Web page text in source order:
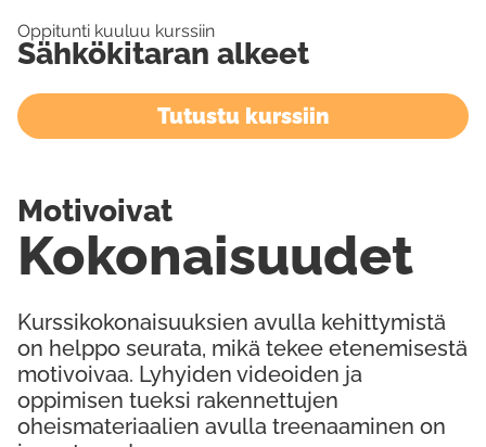
Oppitunti kuuluu kurssiin
Sähkökitaran alkeet
Tutustu kurssiin
Kurssikokonaisuuksien avulla kehittymistä
on helppo seurata, mikä tekee etenemisestä
motivoivaa. Lyhyiden videoiden ja
oppimisen tueksi rakennettujen
oheismateriaalien avulla treenaaminen on
Kokonaisuudet
Motivoivat